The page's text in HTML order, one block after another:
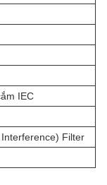
IEC
Filter